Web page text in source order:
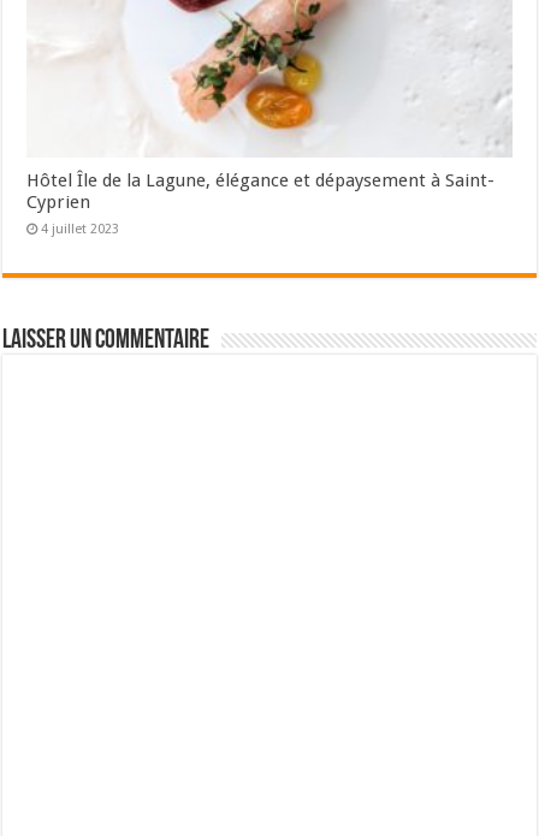
Hôtel Île de la Lagune, élégance et dépaysement à Saint-
Cyprien
4 juillet 2023
Laisser un commentaire